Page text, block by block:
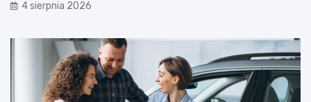
4 sierpnia 2026